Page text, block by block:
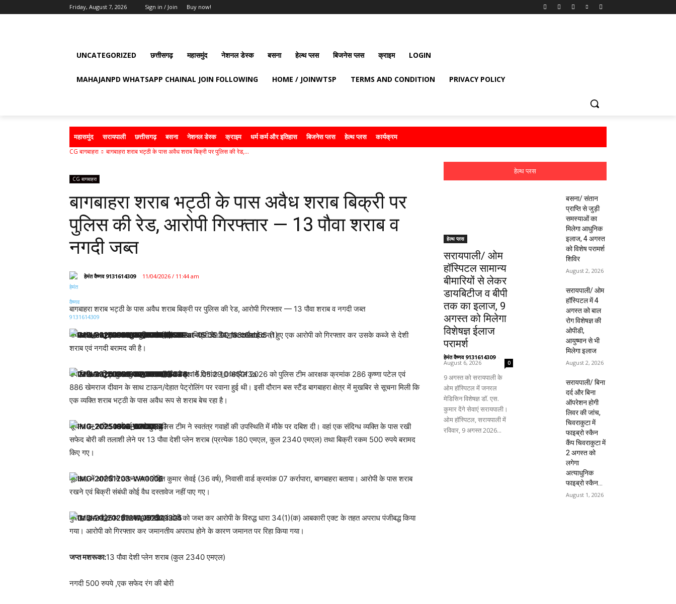
Friday, August 7, 2026 Sign in / Join Buy now!
UNCATEGORIZED छत्तीसगढ़ महासमुंद नेशनल डेस्क बसना हेल्थ प्लस बिजनेस प्लस क्राइम LOGIN
MAHAJANPD WHATSAPP CHAINAL JOIN FOLLOWING HOME / JOINWTSP TERMS AND CONDITION PRIVACY POLICY
महासमुंद सरायपाली छत्तीसगढ़ बसना नेशनल डेस्क क्राइम धर्म कर्म और इतिहास बिजनेस प्लस हेल्थ प्लस कार्यक्रम
CG बागबाहरा बागबाहरा शराब भट्ठी के पास अवैध शराब बिक्री पर पुलिस की रेड,...
CG बागबाहरा
बागबाहरा शराब भट्ठी के पास अवैध शराब बिक्री पर
पुलिस की रेड, आरोपी गिरफ्तार — 13 पौवा शराब व
नगदी जब्त
हेमंत वैष्णव 9131614309 11/04/2026 / 11:44 am
बागबाहरा शराब भट्ठी के पास अवैध शराब बिक्री पर पुलिस की रेड, आरोपी गिरफ्तार — 13 पौवा शराब व नगदी जब्त
बागबाहरा। थाना बागबाहरा पुलिस ने अवैध शराब बिक्री के खिलाफ कार्रवाई करते हुए एक आरोपी को गिरफ्तार कर उसके कब्जे से देशी
शराब एवं नगदी बरामद की है।
उप निरीक्षक शिव कुमार थाना बागबाहरा के नेतृत्व में दिनांक 10 अप्रैल 2026 को पुलिस टीम आरक्षक क्रमांक 286 कृष्णा पटेल एवं
886 खेमराज दीवान के साथ टाऊन/देहात पेट्रोलिंग पर रवाना हुई थी। इसी दौरान बस स्टैंड बागबाहरा क्षेत्र में मुखबिर से सूचना मिली कि
एक व्यक्ति शराब भट्ठी के पास अवैध रूप से शराब बेच रहा है।
सूचना पर त्वरित कार्रवाई करते हुए पुलिस टीम ने स्वतंत्र गवाहों की उपस्थिति में मौके पर दबिश दी। वहां एक संदिग्ध व्यक्ति के पास रखी
सफेद बोरी की तलाशी लेने पर 13 पौवा देशी प्लेन शराब (प्रत्येक 180 एमएल, कुल 2340 एमएल) तथा बिक्री रकम 500 रुपये बरामद
किए गए।
पूछताछ में आरोपी ने अपना नाम रोहित कुमार सेवई (36 वर्ष), निवासी वार्ड क्रमांक 07 कर्रापारा, बागबाहरा बताया। आरोपी के पास शराब
रखने एवं बिक्री संबंधी कोई वैध दस्तावेज नहीं पाए गए।
पुलिस द्वारा मौके पर ही शराब, नगदी एवं बोरी को जब्त कर आरोपी के विरुद्ध धारा 34(1)(क) आबकारी एक्ट के तहत अपराध पंजीबद्ध किया
गया। आरोपी को गिरफ्तार कर जमानतीय अपराध होने के कारण जमानत पर रिहा किया गया।
जप्त मशरूका:13 पौवा देशी प्लेन शराब (कुल 2340 एमएल)
नगदी 500 रुपये ,एक सफेद रंग की बोरी
हेल्थ प्लस
हेल्थ प्लस
सरायपाली/ ओम
हॉस्पिटल सामान्य
बीमारियों से लेकर
डायबिटीज व बीपी
तक का इलाज, 9
अगस्त को मिलेगा
विशेषज्ञ ईलाज
परामर्श
हेमंत वैष्णव 9131614309 -
August 6, 2026 0
9 अगस्त को सरायपाली के
ओम हॉस्पिटल में जनरल
मेडिसिन विशेषज्ञ डॉ. एस.
कुमार देंगे सेवाएं सरायपाली।
ओम हॉस्पिटल, सरायपाली में
रविवार, 9 अगस्त 2026...
बसना/ संतान
प्राप्ति से जुड़ी
समस्याओं का
मिलेगा आधुनिक
इलाज, 4 अगस्त
को विशेष परामर्श
शिविर
August 2, 2026
सरायपाली/ ओम
हॉस्पिटल में 4
अगस्त को बाल
रोग विशेषज्ञ की
ओपीडी,
आयुष्मान से भी
मिलेगा इलाज
August 2, 2026
सरायपाली/ बिना
दर्द और बिना
ऑपरेशन होगी
लिवर की जांच,
चिवराकुटा में
फाइब्रो स्कैन
कैंप चिवराकुटा में
2 अगस्त को
लगेगा
अत्याधुनिक
फाइब्रो स्कैन...
August 1, 2026